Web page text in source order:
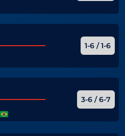
1-6 / 1-6
3-6 / 6-7